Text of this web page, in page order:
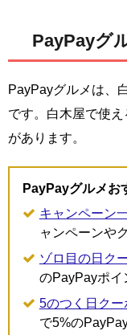
PayPayグ
PayPayグルメは、
です。白木屋で使
があります。
PayPayグルメお
キャンペーン
ャンペーンや
ゾロ目の日ク
のPayPayポイ
5のつく日クー
で5%の